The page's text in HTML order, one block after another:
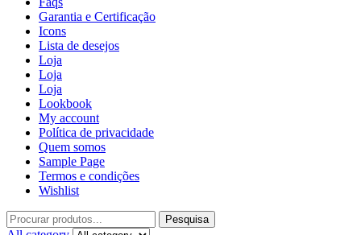
Garantia e Certificação
Icons
Lista de desejos
Loja
Loja
Loja
Lookbook
My account
Política de privacidade
Quem somos
Sample Page
Termos e condições
Wishlist
Pesquisa